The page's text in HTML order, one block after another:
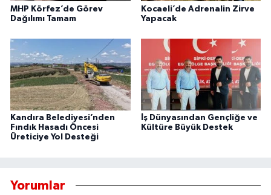
MHP Körfez’de Görev
Dağılımı Tamam
Kocaeli’de Adrenalin Zirve
Yapacak
Kandıra Belediyesi’nden
Fındık Hasadı Öncesi
Üreticiye Yol Desteği
İş Dünyasından Gençliğe ve
Kültüre Büyük Destek
Yorumlar